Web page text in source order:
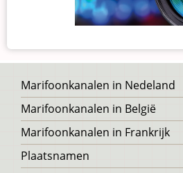
Voet
Marifoonkanalen in Nedeland
Marifoonkanalen in België
Marifoonkanalen in Frankrijk
Plaatsnamen